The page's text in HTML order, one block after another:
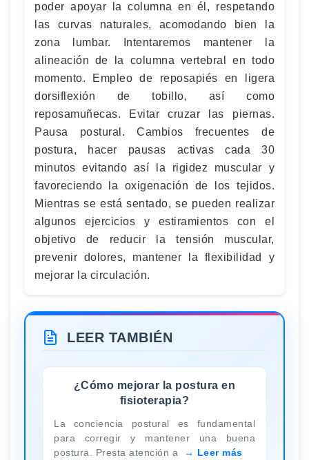
poder apoyar la columna en él, respetando
las curvas naturales, acomodando bien la
zona lumbar. Intentaremos mantener la
alineación de la columna vertebral en todo
momento. Empleo de reposapiés en ligera
dorsiflexión de tobillo, así como
reposamuñecas. Evitar cruzar las piernas.
Pausa postural. Cambios frecuentes de
postura, hacer pausas activas cada 30
minutos evitando así la rigidez muscular y
favoreciendo la oxigenación de los tejidos.
Mientras se está sentado, se pueden realizar
algunos ejercicios y estiramientos con el
objetivo de reducir la tensión muscular,
prevenir dolores, mantener la flexibilidad y
mejorar la circulación.
LEER TAMBIÉN
¿Cómo mejorar la postura en
fisioterapia?
La conciencia postural es fundamental
para corregir y mantener una buena
postura. Presta atención a
Leer más